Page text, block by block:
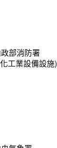
部消防署
工業設備設施)